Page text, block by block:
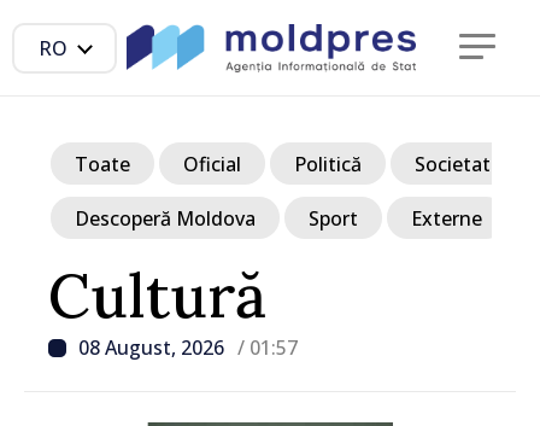
RO
Cultură
08 August, 2026 / 01:57
Toate Oficial Politică Societate
Descoperă Moldova Sport Externe